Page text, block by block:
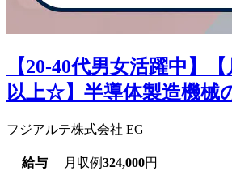
【20-40代男女活躍中】
以上☆】半導体製造機械
フジアルテ株式会社 EG
給与 月収例324,000円